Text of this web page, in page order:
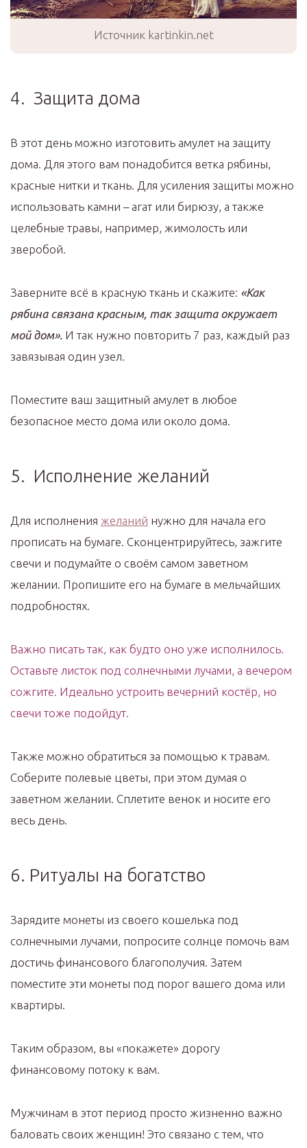
Источник kartinkin.net
4. Защита дома
В этот день можно изготовить амулет на защиту
дома. Для этого вам понадобится ветка рябины,
красные нитки и ткань. Для усиления защиты можно
использовать камни – агат или бирюзу, а также
целебные травы, например, жимолость или
зверобой.
Заверните всё в красную ткань и скажите: «Как
рябина связана красным, так защита окружает
мой дом». И так нужно повторить 7 раз, каждый раз
завязывая один узел.
Поместите ваш защитный амулет в любое
безопасное место дома или около дома.
5. Исполнение желаний
Для исполнения желаний нужно для начала его
прописать на бумаге. Сконцентрируйтесь, зажгите
свечи и подумайте о своём самом заветном
желании. Пропишите его на бумаге в мельчайших
подробностях.
Важно писать так, как будто оно уже исполнилось.
Оставьте листок под солнечными лучами, а вечером
сожгите. Идеально устроить вечерний костёр, но
свечи тоже подойдут.
Также можно обратиться за помощью к травам.
Соберите полевые цветы, при этом думая о
заветном желании. Сплетите венок и носите его
весь день.
6. Ритуалы на богатство
Зарядите монеты из своего кошелька под
солнечными лучами, попросите солнце помочь вам
достичь финансового благополучия. Затем
поместите эти монеты под порог вашего дома или
квартиры.
Таким образом, вы «покажете» дорогу
финансовому потоку к вам.
Мужчинам в этот период просто жизненно важно
баловать своих женщин! Это связано с тем, что